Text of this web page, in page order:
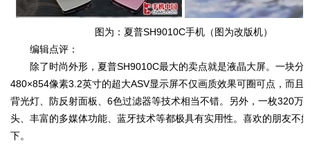
图为：夏普SH9010C手机（图为改版机）
编辑点评：
除了时尚外形，夏普SH9010C最大的卖点就是液晶大屏。一块分
480×854像素3.2英寸的超大ASV显示屏不仅画质效果可圈可点，而且
背光灯、防反射面板、6色过滤器等技术相当不错。另外，一枚320万
头、丰富的多媒体功能、蓝牙技术等都极具有实用性。喜欢的朋友不
下。